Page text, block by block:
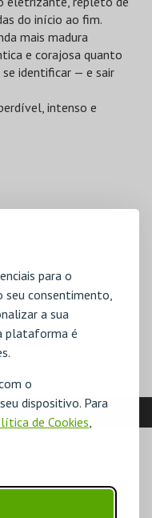
para o
seu consentimento,
a sua
plataforma é
o
dispositivo. Para
de Cookies,
do início ao fim.
mais madura
e corajosa quanto
se identificar — e sair
intenso e
reduzida - 25€